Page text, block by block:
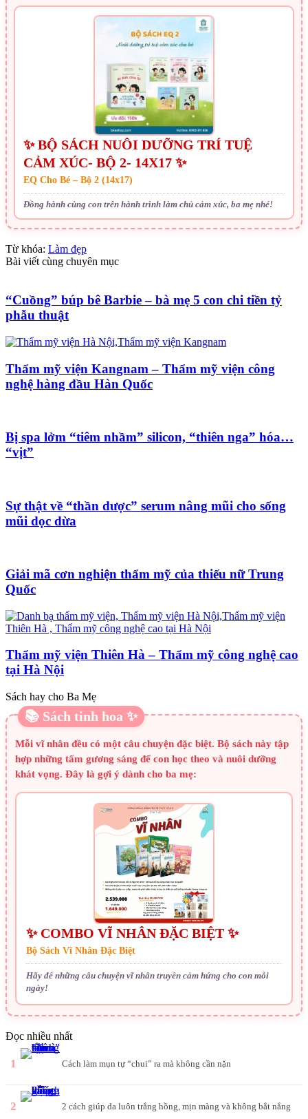
✨ BỘ SÁCH NUÔI DƯỠNG TRÍ TUỆ
CẢM XÚC- BỘ 2- 14X17 ✨
EQ Cho Bé – Bộ 2 (14x17)
Đồng hành cùng con trên hành trình làm chủ cảm xúc, ba mẹ nhé!
Từ khóa: Làm đẹp
Bài viết cùng chuyên mục
“Cuồng” búp bê Barbie – bà mẹ 5 con chi tiền tỷ
phẫu thuật
Thẩm mỹ viện Kangnam – Thẩm mỹ viện công
nghệ hàng đầu Hàn Quốc
Bị spa lởm “tiêm nhầm” silicon, “thiên nga” hóa…
“vịt”
Sự thật về “thần dược” serum nâng mũi cho sống
mũi dọc dừa
Giải mã cơn nghiện thẩm mỹ của thiếu nữ Trung
Quốc
Thẩm mỹ viện Thiên Hà – Thẩm mỹ công nghệ cao
tại Hà Nội
Sách hay cho Ba Mẹ
📚 Sách tinh hoa ✨
Mỗi vĩ nhân đều có một câu chuyện đặc biệt. Bộ sách này tập
hợp những tấm gương sáng để con học theo và nuôi dưỡng
khát vọng. Đây là gợi ý dành cho ba mẹ:
✨ COMBO VĨ NHÂN ĐẶC BIỆT ✨
Bộ Sách Vĩ Nhân Đặc Biệt
Hãy để những câu chuyện vĩ nhân truyền cảm hứng cho con mỗi
ngày!
Đọc nhiều nhất
1 Cách làm mụn tự “chui” ra mà không cần nặn
2 2 cách giúp da luôn trắng hồng, mịn màng và không bắt nắng